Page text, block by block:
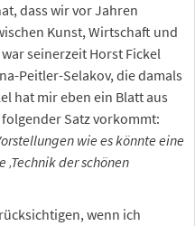
dass wir vor Jahren
Kunst, Wirtschaft und
seinerzeit Horst Fickel
Peitler-Selakov, die damals
hat mir eben ein Blatt aus
Satz vorkommt:
wie es könnte eine
‚Technik der schönen
wenn ich